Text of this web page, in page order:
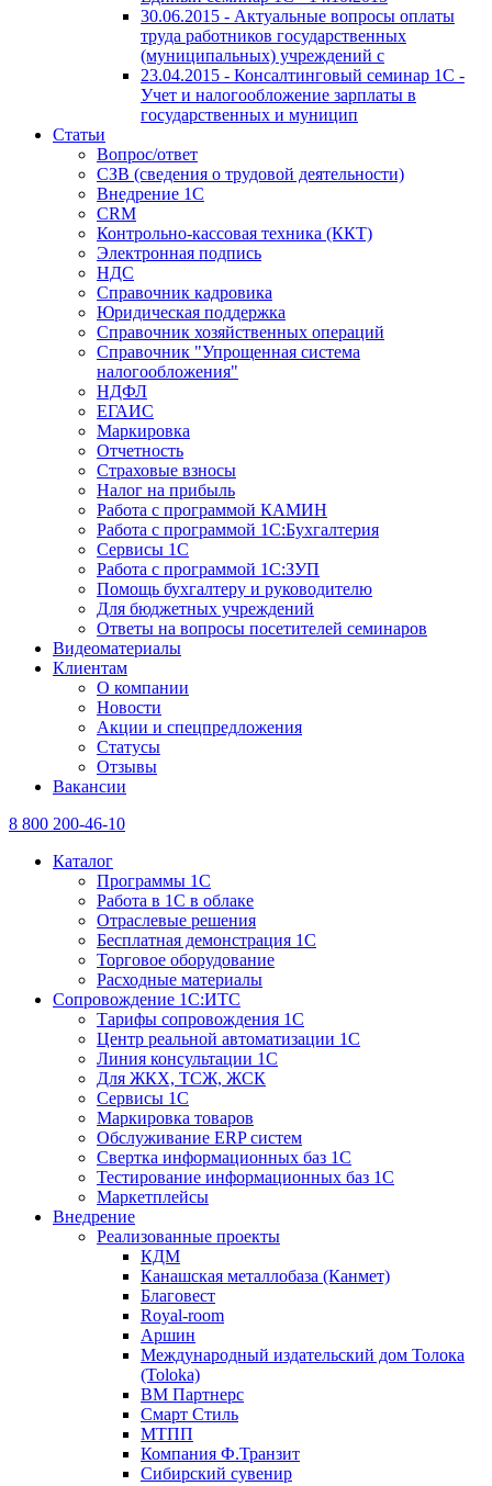
30.06.2015 - Актуальные вопросы оплаты
труда работников государственных
(муниципальных) учреждений с
23.04.2015 - Консалтинговый семинар 1С -
Учет и налогообложение зарплаты в
государственных и муницип
Статьи
Вопрос/ответ
СЗВ (сведения о трудовой деятельности)
Внедрение 1С
CRM
Контрольно-кассовая техника (ККТ)
Электронная подпись
НДС
Справочник кадровика
Юридическая поддержка
Справочник хозяйственных операций
Справочник "Упрощенная система
налогообложения"
НДФЛ
ЕГАИС
Маркировка
Отчетность
Страховые взносы
Налог на прибыль
Работа с программой КАМИН
Работа с программой 1С:Бухгалтерия
Сервисы 1С
Работа с программой 1С:ЗУП
Помощь бухгалтеру и руководителю
Для бюджетных учреждений
Ответы на вопросы посетителей семинаров
Видеоматериалы
Клиентам
О компании
Новости
Акции и спецпредложения
Статусы
Отзывы
Вакансии
8 800 200-46-10
Каталог
Программы 1С
Работа в 1С в облаке
Отраслевые решения
Бесплатная демонстрация 1С
Торговое оборудование
Расходные материалы
Сопровождение 1С:ИТС
Тарифы сопровождения 1С
Центр реальной автоматизации 1С
Линия консультации 1С
Для ЖКХ, ТСЖ, ЖСК
Сервисы 1С
Маркировка товаров
Обслуживание ERP систем
Свертка информационных баз 1С
Тестирование информационных баз 1С
Маркетплейсы
Внедрение
Реализованные проекты
КДМ
Канашская металлобаза (Канмет)
Благовест
Royal-room
Аршин
Международный издательский дом Толока
(Toloka)
ВМ Партнерс
Смарт Стиль
МТПП
Компания Ф.Транзит
Сибирский сувенир